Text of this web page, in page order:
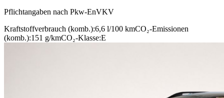
Pflichtangaben nach Pkw-EnVKV
Kraftstoffverbrauch (komb.):6,6 l/100 kmCO₂-Emissionen
(komb.):151 g/kmCO₂-Klasse:E